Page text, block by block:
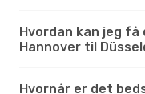
Hvordan kan jeg
Hannover til
Hvornår er det